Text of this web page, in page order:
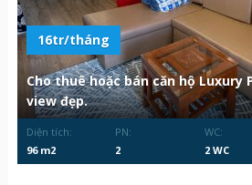
16tr/tháng
Cho thuê hoặc bán căn hộ Luxury
view đẹp.
Diện tích:
96 m2
PN:
2
WC:
2 WC